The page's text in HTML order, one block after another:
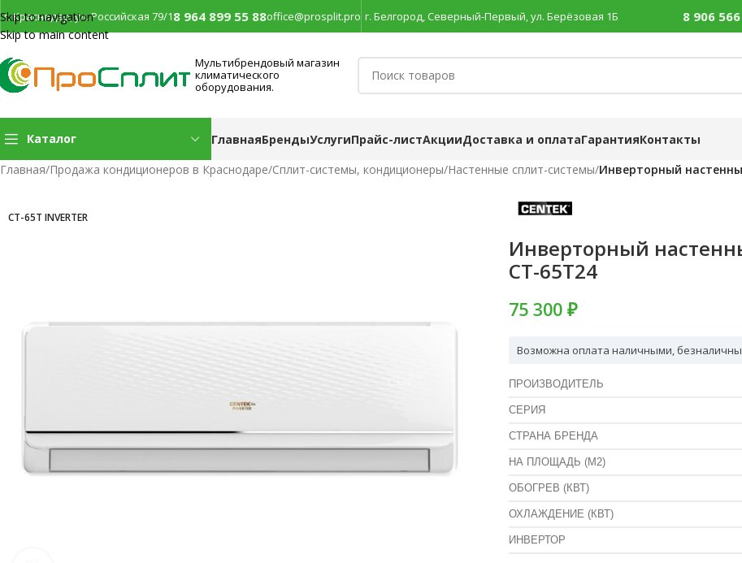
Skip to navigation
Skip to main content
г. Краснодар, ул. Российская 79/18 964 899 55 88office@prosplit.pro г. Белгород, Северный-Первый, ул. Берёзовая 1Б 8 906
Мультибрендовый магазин
климатического
оборудования.
Каталог ГлавнаяБрендыУслугиПрайс-листАкцииДоставка и оплатаГарантияКонтакты
Главная/Продажа кондиционеров в Краснодаре/Сплит-системы, кондиционеры/Настенные сплит-системы/Инверторный
CT-65T INVERTER
Инверторный
CT-65T24
75 300 ₽
Возможна оплата наличными,
ПРОИЗВОДИТЕЛЬ
СЕРИЯ
СТРАНА БРЕНДА
НА ПЛОЩАДЬ (М2)
ОБОГРЕВ (КВТ)
ОХЛАЖДЕНИЕ (КВТ)
ИНВЕРТОР